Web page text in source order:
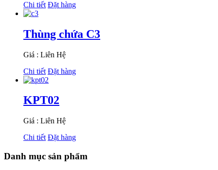
Chi tiết Đặt hàng
Thùng chứa C3
Giá : Liên Hệ
Chi tiết Đặt hàng
KPT02
Giá : Liên Hệ
Chi tiết Đặt hàng
Danh mục sản phẩm